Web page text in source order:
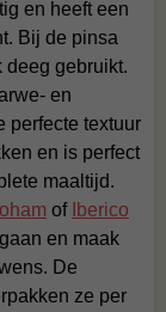
en heeft een
Bij de pinsa
gebruikt.
en
perfecte textuur
en is perfect
maaltijd.
of Iberico
en maak
De
ze per